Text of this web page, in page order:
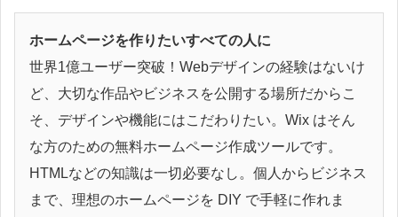
ホームページを作りたいすべての人に
世界1億ユーザー突破！Webデザインの経験はないけ
ど、大切な作品やビジネスを公開する場所だからこ
そ、デザインや機能にはこだわりたい。Wix はそん
な方のための無料ホームページ作成ツールです。
HTMLなどの知識は一切必要なし。個人からビジネス
まで、理想のホームページを DIY で手軽に作れま